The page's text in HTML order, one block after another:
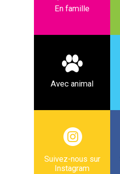
En famille
Avec animal
Suivez-nous sur
Instagram